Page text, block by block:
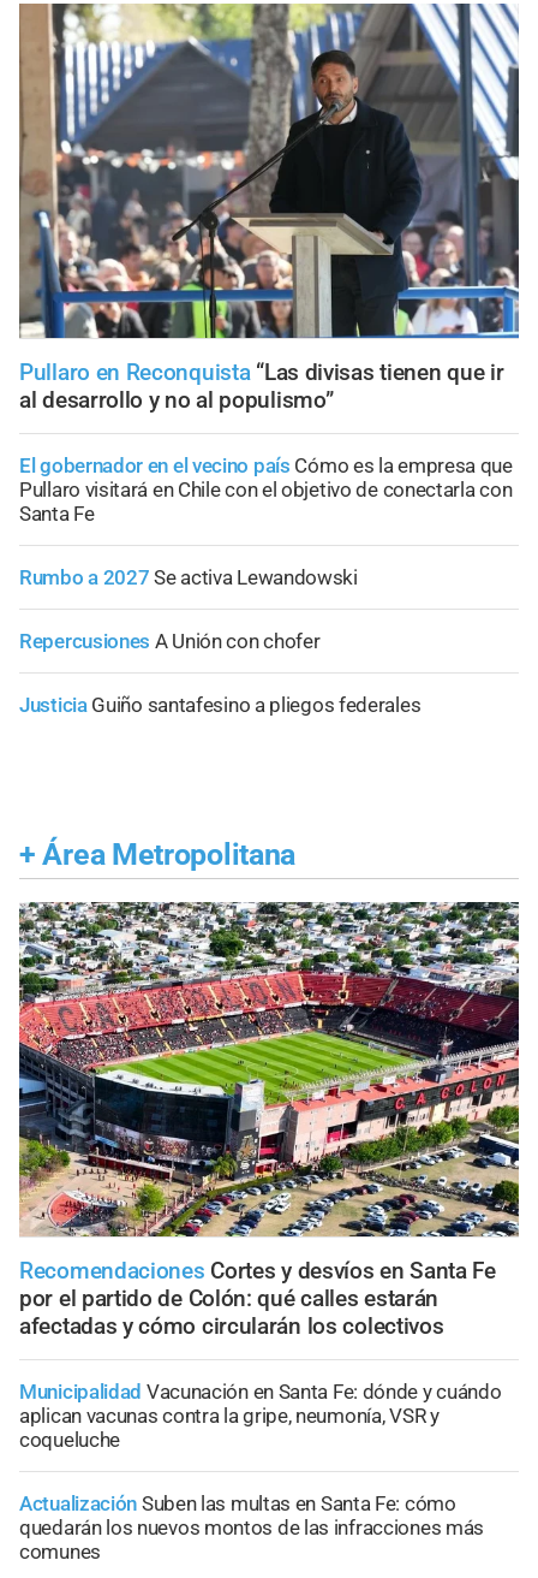
Pullaro en Reconquista “Las divisas tienen que ir
al desarrollo y no al populismo”
El gobernador en el vecino país Cómo es la empresa que
Pullaro visitará en Chile con el objetivo de conectarla con
Santa Fe
Rumbo a 2027 Se activa Lewandowski
Repercusiones A Unión con chofer
Justicia Guiño santafesino a pliegos federales
+ Área Metropolitana
Recomendaciones Cortes y desvíos en Santa Fe
por el partido de Colón: qué calles estarán
afectadas y cómo circularán los colectivos
Municipalidad Vacunación en Santa Fe: dónde y cuándo
aplican vacunas contra la gripe, neumonía, VSR y
coqueluche
Actualización Suben las multas en Santa Fe: cómo
quedarán los nuevos montos de las infracciones más
comunes